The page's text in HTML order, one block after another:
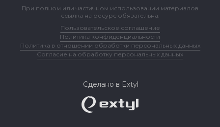
При полном или частичном использовании материалов
ссылка на ресурс обязательна.
Пользовательское соглашение
Политика конфиденциальности
Политика в отношении обработки персональных данных
Согласие на обработку персональных данных
Сделано в Extyl